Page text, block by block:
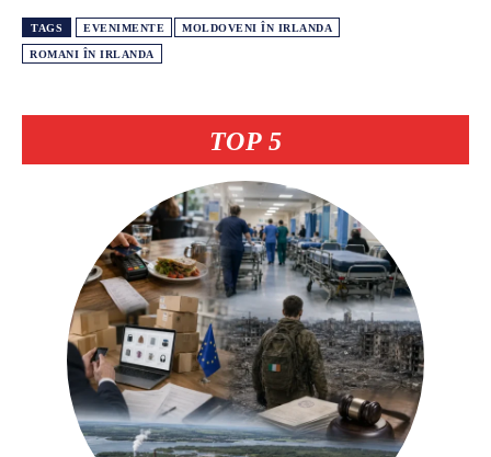
TOP 5
TAGS EVENIMENTE MOLDOVENI ÎN IRLANDA
ROMANI ÎN IRLANDA